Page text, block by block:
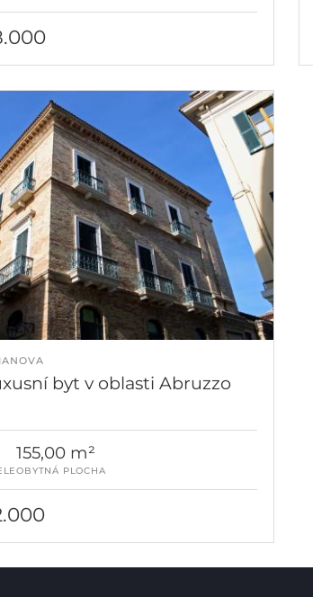
byt v oblasti Abruzzo
155,00 m²
OBYTNÁ PLOCHA